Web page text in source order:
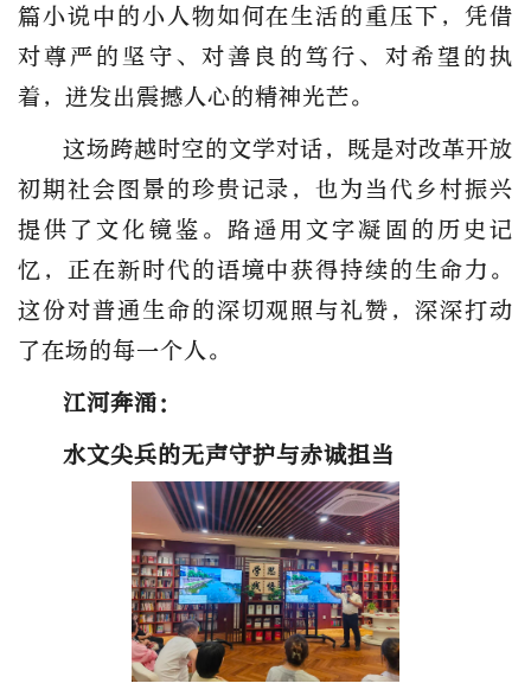
篇小说中的小人物如何在生活的重压下，凭借
对尊严的坚守、对善良的笃行、对希望的执
着，迸发出震撼人心的精神光芒。
这场跨越时空的文学对话，既是对改革开放
初期社会图景的珍贵记录，也为当代乡村振兴
提供了文化镜鉴。路遥用文字凝固的历史记
忆，正在新时代的语境中获得持续的生命力。
这份对普通生命的深切观照与礼赞，深深打动
了在场的每一个人。
江河奔涌：
水文尖兵的无声守护与赤诚担当